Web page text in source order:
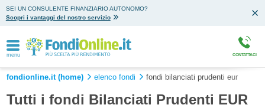
SEI UN CONSULENTE FINANZIARIO AUTONOMO?
Scopri i vantaggi del nostro servizio
menu CONTATTACI
fondionline.it (home) elenco fondi fondi bilanciati prudenti eur
Tutti i fondi Bilanciati Prudenti EUR